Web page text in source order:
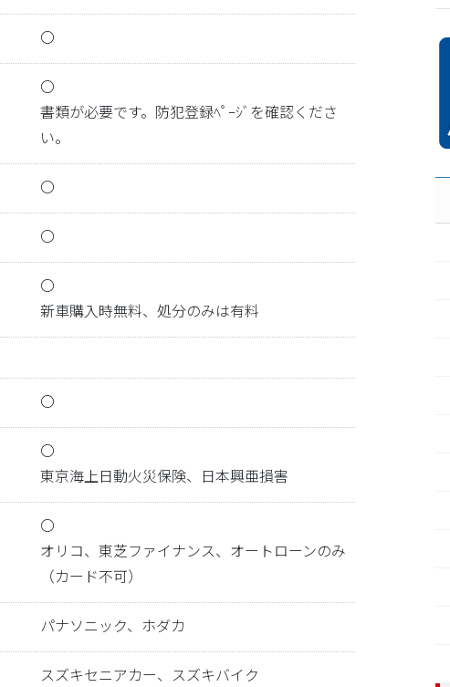
〇
〇
書類が必要です。防犯登録ﾍﾟｰｼﾞを確認くださ
い。
〇
〇
〇
新車購入時無料、処分のみは有料
〇
〇
東京海上日動火災保険、日本興亜損害
〇
オリコ、東芝ファイナンス、オートローンのみ
（カード不可）
パナソニック、ホダカ
スズキセニアカー、スズキバイク